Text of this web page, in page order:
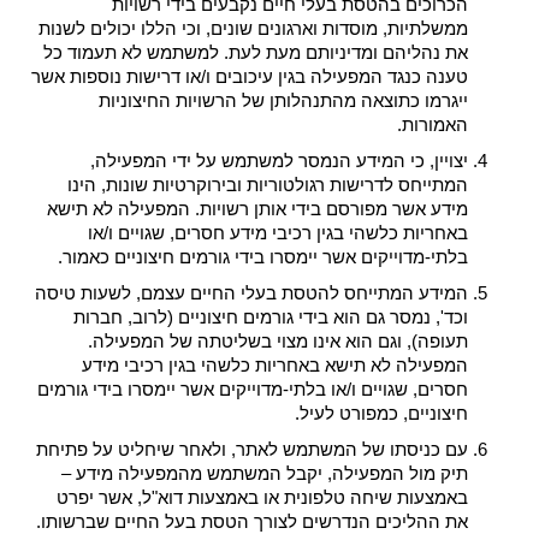
הכרוכים בהטסת בעלי חיים נקבעים בידי רשויות
ממשלתיות, מוסדות וארגונים שונים, וכי הללו יכולים לשנות
את נהליהם ומדיניותם מעת לעת. למשתמש לא תעמוד כל
טענה כנגד המפעילה בגין עיכובים ו/או דרישות נוספות אשר
ייגרמו כתוצאה מהתנהלותן של הרשויות החיצוניות
האמורות.
יצויין, כי המידע הנמסר למשתמש על ידי המפעילה,
המתייחס לדרישות רגולטוריות ובירוקרטיות שונות, הינו
מידע אשר מפורסם בידי אותן רשויות. המפעילה לא תישא
באחריות כלשהי בגין רכיבי מידע חסרים, שגויים ו/או
בלתי-מדוייקים אשר יימסרו בידי גורמים חיצוניים כאמור.
המידע המתייחס להטסת בעלי החיים עצמם, לשעות טיסה
וכד', נמסר גם הוא בידי גורמים חיצוניים (לרוב, חברות
תעופה), וגם הוא אינו מצוי בשליטתה של המפעילה.
המפעילה לא תישא באחריות כלשהי בגין רכיבי מידע
חסרים, שגויים ו/או בלתי-מדוייקים אשר יימסרו בידי גורמים
חיצוניים, כמפורט לעיל.
עם כניסתו של המשתמש לאתר, ולאחר שיחליט על פתיחת
תיק מול המפעילה, יקבל המשתמש מהמפעילה מידע –
באמצעות שיחה טלפונית או באמצעות דוא"ל, אשר יפרט
את ההליכים הנדרשים לצורך הטסת בעל החיים שברשותו.